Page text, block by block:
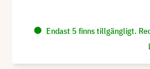
Endast 5 finns tillgängligt.